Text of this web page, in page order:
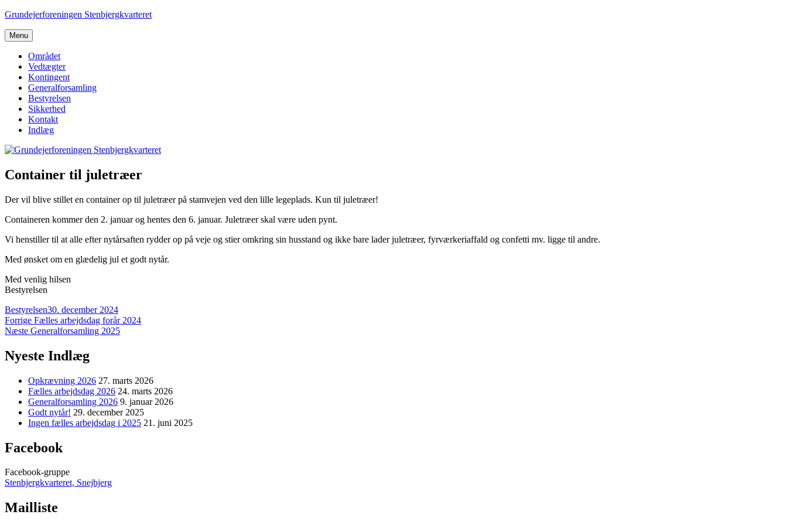
Videre
indhold
Grundejerforeningen Stenbjergkvarteret
Menu
Området
Vedtægter
Kontingent
Generalforsamling
Bestyrelsen
Sikkerhed
Kontakt
Indlæg
Container til juletræer
Der vil blive stillet en container op til juletræer på stamvejen ved den lille legeplads. Kun til juletræer!
Containeren kommer den 2. januar og hentes den 6. januar. Juletræer skal være uden pynt.
Vi henstiller til at alle efter nytårsaften rydder op på veje og stier omkring sin husstand og ikke bare lader juletræer, fyrværkeriaffald og confetti mv. ligge til andre.
Med ønsket om en glædelig jul et godt nytår.
Med venlig hilsen
Bestyrelsen
Forfatter
BestyrelsenUdgivet
30. december 2024
Indlægsnavigation
Forrige Forrige
indlæg:
Fælles arbejdsdag forår 2024
Næste Næste
Generalforsamling 2025
Nyeste Indlæg
Opkrævning 2026 27. marts 2026
Fælles arbejdsdag 2026 24. marts 2026
Generalforsamling 2026 9. januar 2026
Godt nytår! 29. december 2025
Ingen fælles arbejdsdag i 2025 21. juni 2025
Facebook
Facebook-gruppe
Stenbjergkvarteret, Snejbjerg
Mailliste